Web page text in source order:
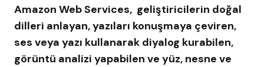
Amazon Web Services, geliştiricilerin doğal
dilleri anlayan, yazıları konuşmaya çeviren,
ses veya yazı kullanarak diyalog kurabilen,
görüntü analizi yapabilen ve yüz, nesne ve